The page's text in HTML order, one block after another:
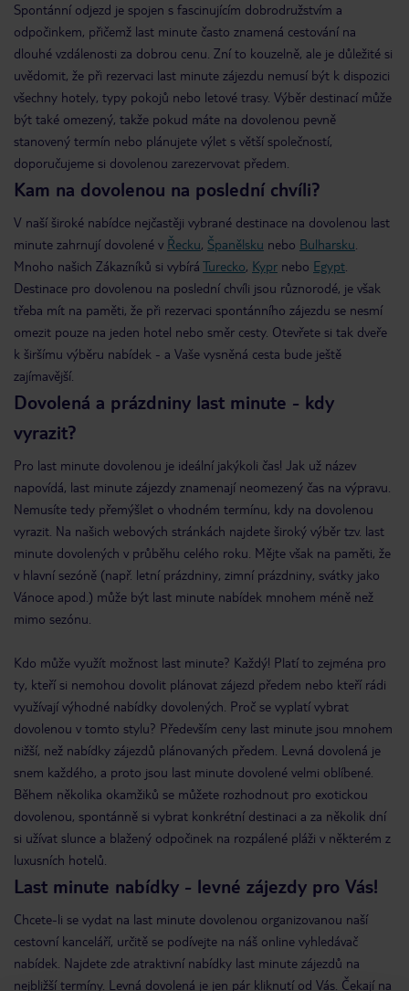
Spontánní odjezd je spojen s fascinujícím dobrodružstvím a
odpočinkem, přičemž last minute často znamená cestování na
dlouhé vzdálenosti za dobrou cenu. Zní to kouzelně, ale je důležité si
uvědomit, že při rezervaci last minute zájezdu nemusí být k dispozici
všechny hotely, typy pokojů nebo letové trasy. Výběr destinací může
být také omezený, takže pokud máte na dovolenou pevně
stanovený termín nebo plánujete výlet s větší společností,
doporučujeme si dovolenou zarezervovat předem.
Kam na dovolenou na poslední chvíli?
V naší široké nabídce nejčastěji vybrané destinace na dovolenou last
minute zahrnují dovolené v Řecku, Španělsku nebo Bulharsku
Mnoho našich Zákazníků si vybírá Turecko, Kypr nebo Egypt
Destinace pro dovolenou na poslední chvíli jsou různorodé, je však
třeba mít na paměti, že při rezervaci spontánního zájezdu se nesmí
omezit pouze na jeden hotel nebo směr cesty. Otevřete si tak dveře
k širšímu výběru nabídek - a Vaše vysněná cesta bude ještě
zajímavější.
Dovolená a prázdniny last minute - kdy
vyrazit?
Pro last minute dovolenou je ideální jakýkoli čas! Jak už název
napovídá, last minute zájezdy znamenají neomezený čas na výpravu.
Nemusíte tedy přemýšlet o vhodném termínu, kdy na dovolenou
vyrazit. Na našich webových stránkách najdete široký výběr tzv. last
minute dovolených v průběhu celého roku. Mějte však na paměti, že
v hlavní sezóně (např. letní prázdniny, zimní prázdniny, svátky jako
Vánoce apod.) může být last minute nabídek mnohem méně než
mimo sezónu.
Kdo může využít možnost last minute? Každý! Platí to zejména pro
ty, kteří si nemohou dovolit plánovat zájezd předem nebo kteří rádi
využívají výhodné nabídky dovolených. Proč se vyplatí vybrat
dovolenou v tomto stylu? Především ceny last minute jsou mnohem
nižší, než nabídky zájezdů plánovaných předem. Levná dovolená je
snem každého, a proto jsou last minute dovolené velmi oblíbené.
Během několika okamžiků se můžete rozhodnout pro exotickou
dovolenou, spontánně si vybrat konkrétní destinaci a za několik dní
si užívat slunce a blažený odpočinek na rozpálené pláži v některém z
luxusních hotelů.
Last minute nabídky - levné zájezdy pro Vás!
Chcete-li se vydat na last minute dovolenou organizovanou naší
cestovní kanceláří, určitě se podívejte na náš online vyhledávač
nabídek. Najdete zde atraktivní nabídky last minute zájezdů na
nejbližší termíny. Levná dovolená je jen pár kliknutí od Vás. Čekají na